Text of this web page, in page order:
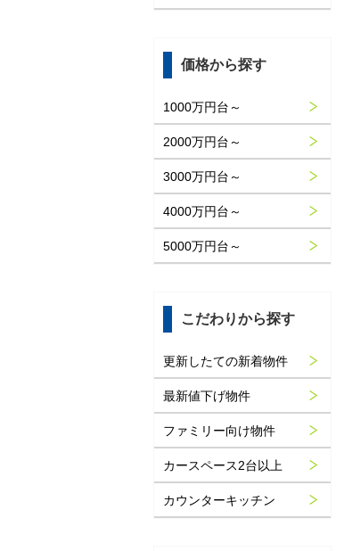
価格から探す
1000万円台～
2000万円台～
3000万円台～
4000万円台～
5000万円台～
こだわりから探す
更新したての新着物件
最新値下げ物件
ファミリー向け物件
カースペース2台以上
カウンターキッチン